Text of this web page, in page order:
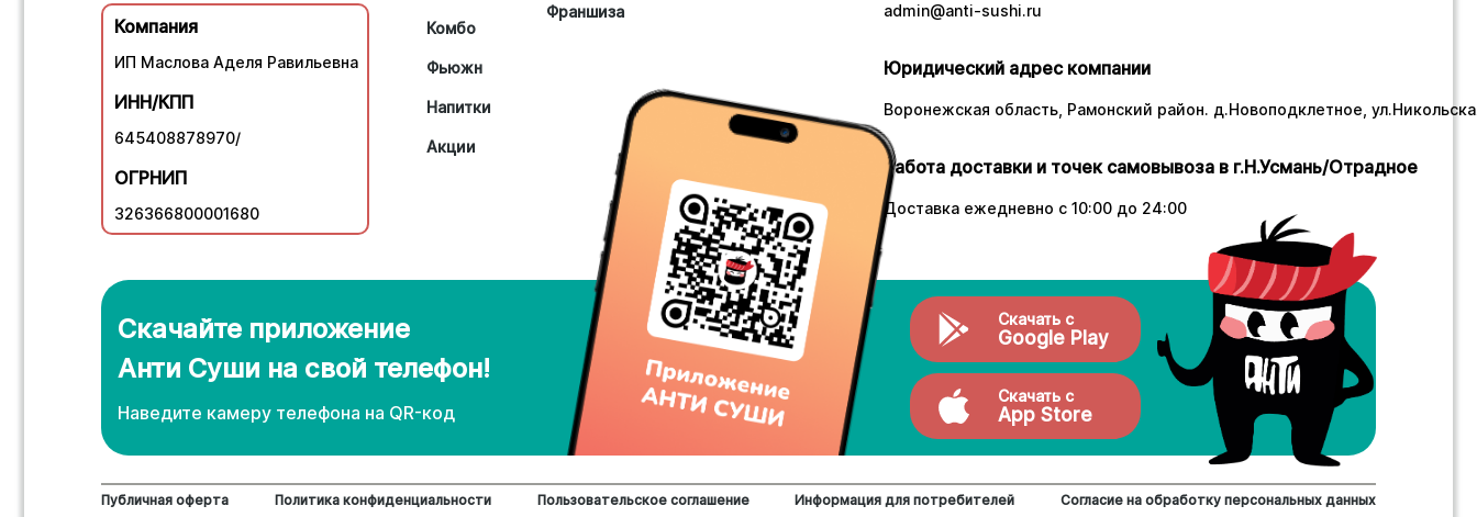
Компания
ИП Маслова Аделя Равильевна
ИНН/КПП
645408878970/
ОГРНИП
326366800001680
Комбо
Фьюжн
Напитки
Акции
Франшиза admin@anti-sushi.ru
Юридический адрес компании
Воронежская область, Рамонский район. д.Новоподклетное,
Работа доставки и точек самовывоза в г.Н.Усмань/Отрадное
Доставка ежедневно с 10:00 до 24:00
Скачайте приложение
Анти Суши на свой телефон!
Наведите камеру телефона нa QR-код
Скачать с
Google Play
Скачать с
App Store
Публичная оферта Политика конфиденциальности Пользовательское соглашение Информация для потребителей Согласие на обработку персональных данных